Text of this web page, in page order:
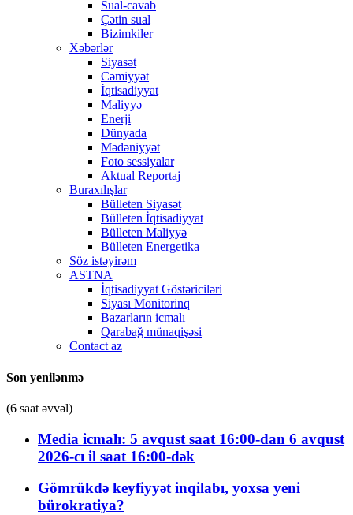
Sual-cavab
Çətin sual
Bizimkiler
Xəbərlər
Siyasət
Cəmiyyət
İqtisadiyyat
Maliyyə
Enerji
Dünyada
Mədəniyyət
Foto sessiyalar
Aktual Reportaj
Buraxılışlar
Bülleten Siyasət
Bülleten İqtisadiyyat
Bülleten Maliyyə
Bülleten Energetika
Söz istəyirəm
ASTNA
İqtisadiyyat Göstəriciləri
Siyası Monitorinq
Bazarların icmalı
Qarabağ münaqişəsi
Contact az
Son yenilənmə
(6 saat əvvəl)
Media icmalı: 5 avqust saat 16:00-dan 6 avqust
2026-cı il saat 16:00-dək
Gömrükdə keyfiyyət inqilabı, yoxsa yeni
bürokratiya?